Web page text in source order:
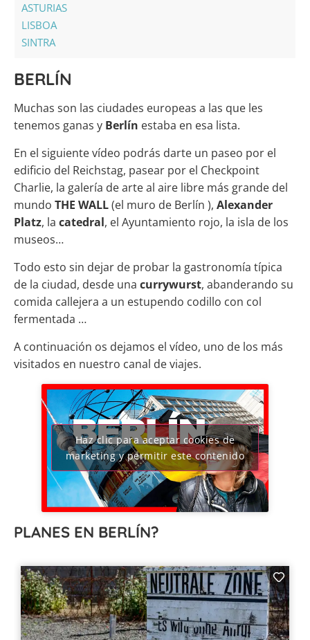
ASTURIAS
LISBOA
SINTRA
BERLÍN
Muchas son las ciudades europeas a las que les
tenemos ganas y Berlín estaba en esa lista.
En el siguiente vídeo podrás darte un paseo por el
edificio del Reichstag, pasear por el Checkpoint
Charlie, la galería de arte al aire libre más grande del
mundo THE WALL(el muro de Berlín ), Alexander
Platz, la catedral, el Ayuntamiento rojo, la isla de los
museos…
Todo esto sin dejar de probar la gastronomía típica
de la ciudad, desde una currywurst, abanderando su
comida callejera a un estupendo codillo con col
fermentada …
A continuación os dejamos el vídeo, uno de los más
visitados en nuestro canal de viajes.
Haz clic para aceptar cookies de
marketing y permitir este contenido
PLANES EN BERLÍN?